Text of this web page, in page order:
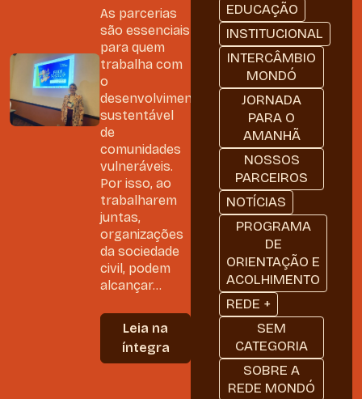
As parcerias
são essenciais
para quem
trabalha com
o
desenvolvimento
sustentável
de
comunidades
vulneráveis.
Por isso, ao
trabalharem
juntas,
organizações
da sociedade
civil, podem
alcançar...
Leia na
íntegra
EDUCAÇÃO
INSTITUCIONAL
INTERCÂMBIO
MONDÓ
JORNADA
PARA O
AMANHÃ
NOSSOS
PARCEIROS
NOTÍCIAS
PROGRAMA
DE
ORIENTAÇÃO E
ACOLHIMENTO
REDE +
SEM
CATEGORIA
SOBRE A
REDE MONDÓ